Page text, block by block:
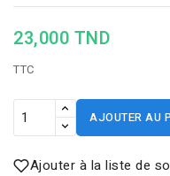
23,000 TND
TTC
AJOUTER AU
Ajouter à la liste de